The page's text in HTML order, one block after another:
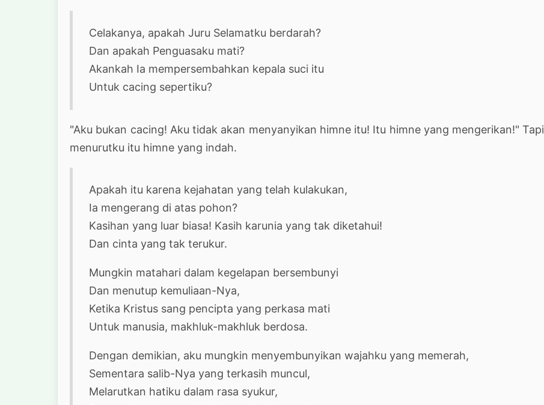
Celakanya, apakah Juru Selamatku berdarah?
Dan apakah Penguasaku mati?
Akankah Ia mempersembahkan kepala suci itu
Untuk cacing sepertiku?
"Aku bukan cacing! Aku tidak akan menyanyikan himne itu! Itu himne yang mengerikan!" Tapi
menurutku itu himne yang indah.
Apakah itu karena kejahatan yang telah kulakukan,
Ia mengerang di atas pohon?
Kasihan yang luar biasa! Kasih karunia yang tak diketahui!
Dan cinta yang tak terukur.
Mungkin matahari dalam kegelapan bersembunyi
Dan menutup kemuliaan-Nya,
Ketika Kristus sang pencipta yang perkasa mati
Untuk manusia, makhluk-makhluk berdosa.
Dengan demikian, aku mungkin menyembunyikan wajahku yang memerah,
Sementara salib-Nya yang terkasih muncul,
Melarutkan hatiku dalam rasa syukur,